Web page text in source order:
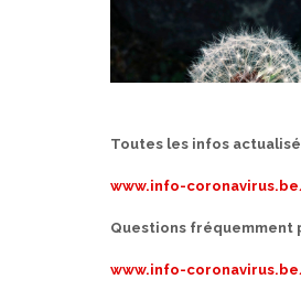
Toutes les infos
www.info-
Questions fréquemment
www.info-